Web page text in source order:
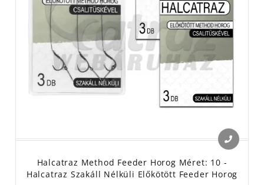
Halcatraz Method Feeder Horog Méret: 10 -
Halcatraz Szakáll Nélküli Előkötött Feeder Horog